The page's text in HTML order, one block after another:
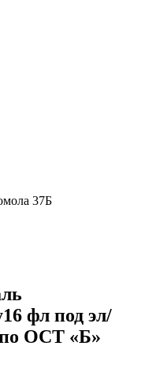
37Б
фл под эл/
по ОСТ «Б»